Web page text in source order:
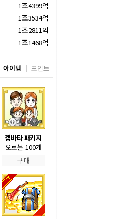
1조4399억
1조3534억
1조2811억
1조1468억
아이템 포인트
겜바타 패키지
오로볼 100개
구매